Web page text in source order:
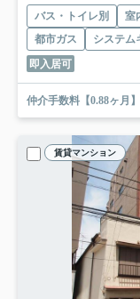
バス・トイレ別 室
都市ガス
システム
即入居可
仲介手数料【0.88ヶ月
賃貸マンション